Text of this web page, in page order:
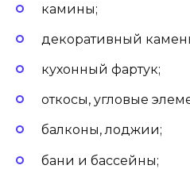
камины;
декоративный
кухонный фартук;
откосы, угловые
балконы, лоджии;
бани и бассейны;